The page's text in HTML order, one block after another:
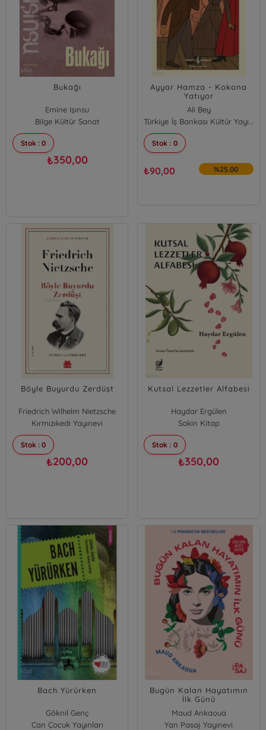
Bukağı
Emine Işınsu
Bilge Kültür Sanat
Stok : 0
₺350,00
Ayyar Hamza - Kokona
Yatıyor
Ali Bey
Türkiye İş Bankası Kültür Yayınları
Stok : 0
₺90,00 %25.00
Böyle Buyurdu Zerdüşt
Friedrich Wilhelm Nietzsche
Kırmızıkedi Yayınevi
Stok : 0
₺200,00
Kutsal Lezzetler Alfabesi
Haydar Ergülen
Sakin Kitap
Stok : 0
₺350,00
Bach Yürürken
Göknil Genç
Can Çocuk Yayınları
Bugün Kalan Hayatımın
İlk Günü
Maud Ankaoua
Yan Pasaj Yayınevi